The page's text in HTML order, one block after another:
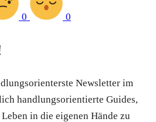
0 0
Newsletter im
handlungsorientierte Guides,
in die eigenen Hände zu